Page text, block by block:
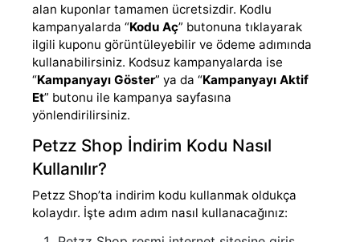
alan kuponlar tamamen ücretsizdir. Kodlu
kampanyalarda “Kodu Aç” butonuna tıklayarak
ilgili kuponu görüntüleyebilir ve ödeme adımında
kullanabilirsiniz. Kodsuz kampanyalarda ise
“Kampanyayı Göster” ya da “Kampanyayı Aktif
Et” butonu ile kampanya sayfasına
yönlendirilirsiniz.
Petzz Shop İndirim Kodu Nasıl
Kullanılır?
Petzz Shop’ta indirim kodu kullanmak oldukça
kolaydır. İşte adım adım nasıl kullanacağınız: